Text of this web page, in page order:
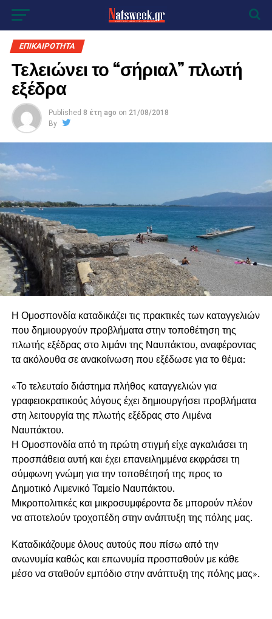
ΕΠΙΚΑΙΡΟΤΗΤΑ
Τελειώνει το “σήριαλ” πλωτή
εξέδρα
Published 8 έτη ago on 21/08/2018
By
Η Ομοσπονδία καταδικάζει τις πρακτικές των καταγγελιών
που δημιουργούν προβλήματα στην τοποθέτηση της
πλωτής εξέδρας στο λιμάνι της Ναυπάκτου, αναφέροντας
τα ακόλουθα σε ανακοίνωση που εξέδωσε για το θέμα:
«Το τελευταίο διάστημα πλήθος καταγγελιών για
γραφειοκρατικούς λόγους έχει δημιουργήσει προβλήματα
στη λειτουργία της πλωτής εξέδρας στο Λιμένα
Ναυπάκτου.
Η Ομοσπονδία από τη πρώτη στιγμή είχε αγκαλιάσει τη
προσπάθεια αυτή και έχει επανειλημμένα εκφράσει τη
σύμφωνη γνώμη για την τοποθέτησή της προς το
Δημοτικό Λιμενικό Ταμείο Ναυπάκτου.
Μικροπολιτικές και μικροσυμφέροντα δε μπορούν πλέον
να αποτελούν τροχοπέδη στην ανάπτυξη της πόλης μας.
Καταδικάζουμε όλους αυτούς που πίσω από την
ανωνυμία καθώς και επωνυμία προσπαθούν με κάθε
μέσο να σταθούν εμπόδιο στην ανάπτυξη της πόλης μας».